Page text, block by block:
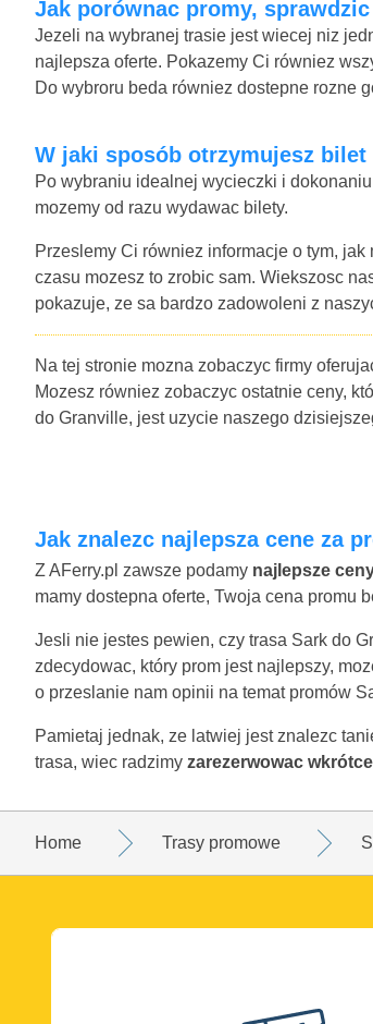
Jak porównac promy,
Jezeli na wybranej trasie jest wiecej niz
najlepsza oferte. Pokazemy Ci równiez
Do wybroru beda równiez dostepne rozne
W jaki sposób otrzymujesz
Po wybraniu idealnej wycieczki i
mozemy od razu wydawac bilety.
Przeslemy Ci równiez informacje o tym,
czasu mozesz to zrobic sam. Wiekszosc
pokazuje, ze sa bardzo zadowoleni z
Na tej stronie mozna zobaczyc firmy
Mozesz równiez zobaczyc ostatnie ceny,
do Granville, jest uzycie naszego
Jak znalezc najlepsza cene za
Z AFerry.pl zawsze podamy najlepsze
mamy dostepna oferte, Twoja cena promu
Jesli nie jestes pewien, czy trasa Sark do
zdecydowac, który prom jest najlepszy,
o przeslanie nam opinii na temat promów
Pamietaj jednak, ze latwiej jest znalezc
trasa, wiec radzimy zarezerwowac wkrótce
Home Trasy promowe